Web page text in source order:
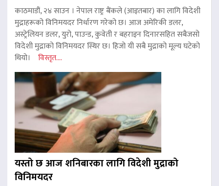
काठमाडौं, २४ साउन । नेपाल राष्ट्र बैंकले (आइतबार) का लागि विदेशी
मुद्राहरूको विनिमयदर निर्धारण गरेको छ। आज अमेरिकी डलर,
अस्ट्रेलियन डलर, युरो, पाउन्ड, कुवेती र बहराइन दिनारसहित सबैजसो
विदेशी मुद्राको विनिमयदर स्थिर छ। हिजो यी सबै मुद्राको मूल्य घटेको
थियो। विस्तृत....
यस्तो छ आज शनिबारका लागि विदेशी मुद्राको
विनिमयदर